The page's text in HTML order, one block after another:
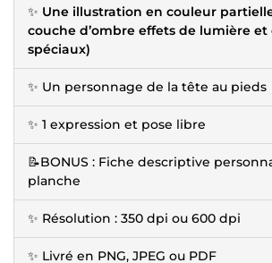
✨ Une illustration en couleur
couche d’ombre effets de lumière et
spéciaux)
✨ Un personnage de la tête au pieds
✨ 1 expression et pose libre
📝BONUS : Fiche descriptive
planche
✨ Résolution : 350 dpi ou 600 dpi
✨ Livré en PNG, JPEG ou PDF